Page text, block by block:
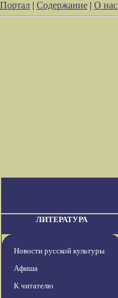
Портал | Содержание | О нас
ЛИТЕРАТУРА
Новости русской культуры
Афиша
К читателю